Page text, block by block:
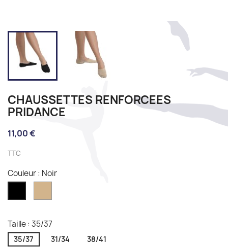
CHAUSSETTES RENFORCEES
PRIDANCE
11,00 €
TTC
Couleur : Noir
Taille : 35/37
35/37 31/34 38/41